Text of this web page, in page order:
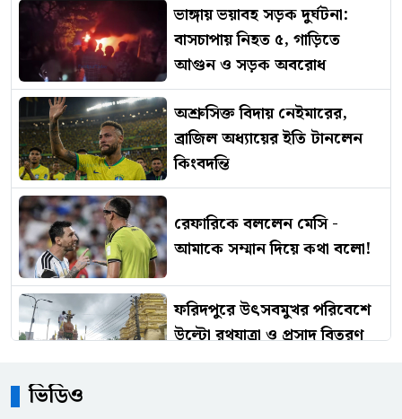
ভাঙ্গায় ভয়াবহ সড়ক দুর্ঘটনা:
বাসচাপায় নিহত ৫, গাড়িতে
আগুন ও সড়ক অবরোধ
অশ্রুসিক্ত বিদায় নেইমারের,
ব্রাজিল অধ্যায়ের ইতি টানলেন
কিংবদন্তি
রেফারিকে বললেন মেসি -
আমাকে সম্মান দিয়ে কথা বলো!
ফরিদপুরে উৎসবমুখর পরিবেশে
উল্টো রথযাত্রা ও প্রসাদ বিতরণ
ভিডিও